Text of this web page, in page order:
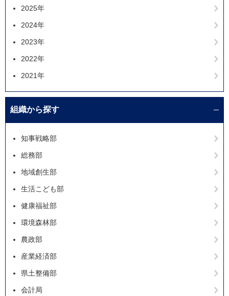
2025年
2024年
2023年
2022年
2021年
組織から探す
知事戦略部
総務部
地域創生部
生活こども部
健康福祉部
環境森林部
農政部
産業経済部
県土整備部
会計局